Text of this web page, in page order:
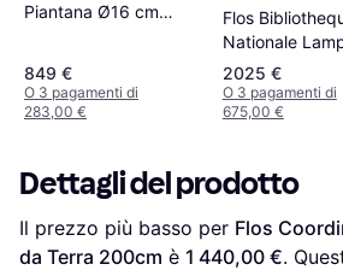
Piantana Ø16 cm
Gestell Chrom
Lampada da Terra
849 €
O 3 pagamenti di
283,00 €
Flos
Nationale
da Terra 150cm
2025 €
O 3 pagamenti di
675,00 €
Dettagli del prodotto
Il prezzo più basso per Flos
da Terra 200cm è 1 440,00 €.